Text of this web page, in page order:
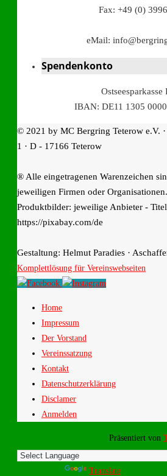
Fax: +49 (0)
eMail:
Spendenkonto
Ostseesparkasse
IBAN: DE11 1305
© 2021 by MC Bergring Teterow e.V. ·
1 · D - 17166 Teterow
® Alle eingetragenen Warenzeichen
jeweiligen Firmen oder Organisationen.
Produktbilder: jeweilige Anbieter -
https://pixabay.com/de
Gestaltung: Helmut Paradies ·
Komplettlösung für Vereinswebseiten
Home
Impressum
Der Vorstand
Vereinssatzung
Kontakt
Datenschutzerklärung
Disclamer
Anmelden
Präsentiert von
Translate